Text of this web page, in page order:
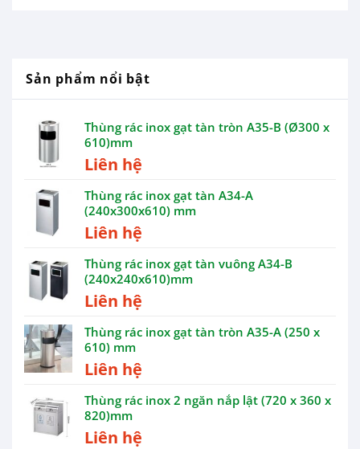
Sản phẩm nổi bật
Thùng rác inox gạt tàn tròn A35-B (Ø300 x
610)mm
Liên hệ
Thùng rác inox gạt tàn A34-A
(240x300x610) mm
Liên hệ
Thùng rác inox gạt tàn vuông A34-B
(240x240x610)mm
Liên hệ
Thùng rác inox gạt tàn tròn A35-A (250 x
610) mm
Liên hệ
Thùng rác inox 2 ngăn nắp lật (720 x 360 x
820)mm
Liên hệ